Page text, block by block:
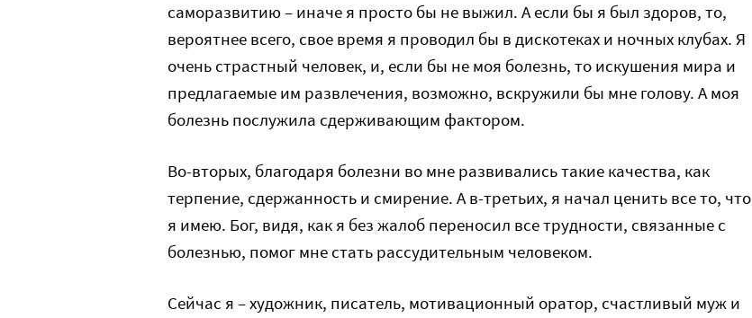
саморазвитию – иначе я просто бы не выжил. А если бы я был здоров, то,
вероятнее всего, свое время я проводил бы в дискотеках и ночных клубах. Я
очень страстный человек, и, если бы не моя болезнь, то искушения мира и
предлагаемые им развлечения, возможно, вскружили бы мне голову. А моя
болезнь послужила сдерживающим фактором.
Во-вторых, благодаря болезни во мне развивались такие качества, как
терпение, сдержанность и смирение. А в-третьих, я начал ценить все то, что
я имею. Бог, видя, как я без жалоб переносил все трудности, связанные с
болезнью, помог мне стать рассудительным человеком.
Сейчас я – художник, писатель, мотивационный оратор, счастливый муж и